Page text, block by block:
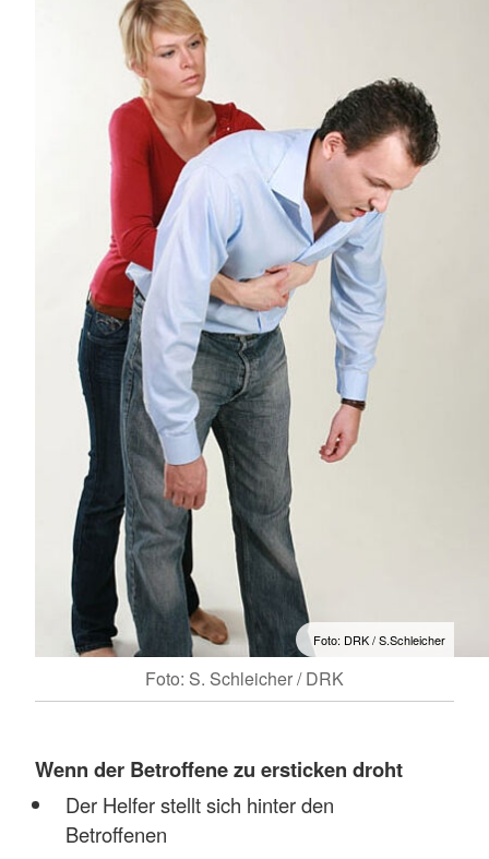
Foto: DRK / S.Schleicher
Foto: S. Schleicher / DRK
Wenn der Betroffene zu ersticken droht
Der Helfer stellt sich hinter den
Betroffenen